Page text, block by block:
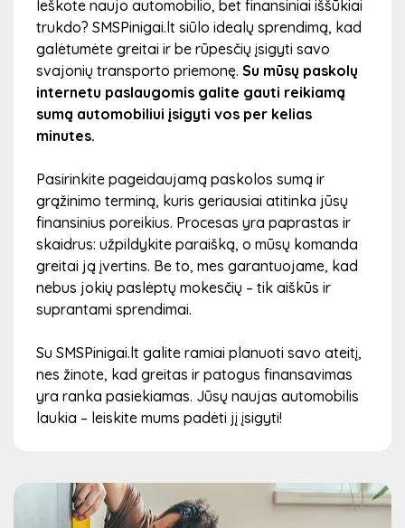
Ieškote naujo automobilio, bet finansiniai iššūkiai
trukdo? SMSPinigai.lt siūlo idealų sprendimą, kad
galėtumėte greitai ir be rūpesčių įsigyti savo
svajonių transporto priemonę. Su mūsų paskolų
internetu paslaugomis galite gauti reikiamą
sumą automobiliui įsigyti vos per kelias
minutes.
Pasirinkite pageidaujamą paskolos sumą ir
grąžinimo terminą, kuris geriausiai atitinka jūsų
finansinius poreikius. Procesas yra paprastas ir
skaidrus: užpildykite paraišką, o mūsų komanda
greitai ją įvertins. Be to, mes garantuojame, kad
nebus jokių paslėptų mokesčių – tik aiškūs ir
suprantami sprendimai.
Su SMSPinigai.lt galite ramiai planuoti savo ateitį,
nes žinote, kad greitas ir patogus finansavimas
yra ranka pasiekiamas. Jūsų naujas automobilis
laukia – leiskite mums padėti jį įsigyti!